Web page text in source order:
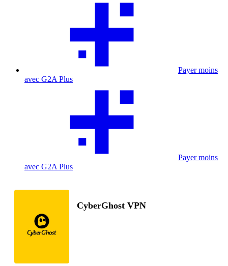
Payer moins
avec G2A Plus
Payer moins
avec G2A Plus
CyberGhost VPN